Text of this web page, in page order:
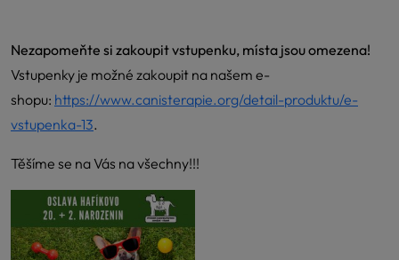
Nezapomeňte si zakoupit vstupenku, místa jsou omezena!
Vstupenky je možné zakoupit na našem e-
shopu: https://www.canisterapie.org/detail-produktu/e-
vstupenka-13.
Těšíme se na Vás na všechny!!!